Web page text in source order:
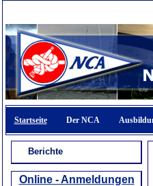
Startseite Der NCA
Berichte
Online - Anmeldungen